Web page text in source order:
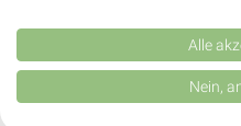
Kombinationen von Daten aus
Verbesserung der Angebote.
von Inhalten.
Daten können außerhalb der
Alle
Nein,